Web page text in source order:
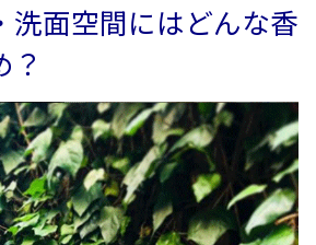
洗面空間にはどんな香
？